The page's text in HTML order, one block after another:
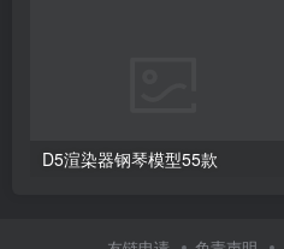
D5渲染器钢琴模型55款